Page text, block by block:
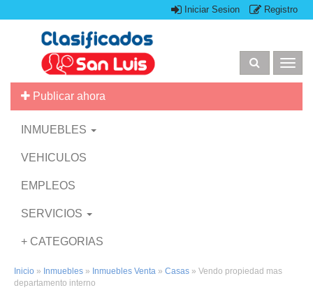
Iniciar Sesion Registro
Publicar ahora
INMUEBLES
VEHICULOS
EMPLEOS
SERVICIOS
+ CATEGORIAS
Inicio » Inmuebles » Inmuebles Venta » Casas » Vendo propiedad mas
departamento interno